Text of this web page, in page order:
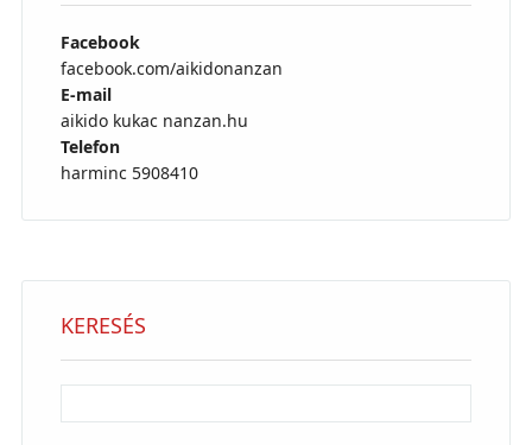
Facebook
facebook.com/aikidonanzan
E-mail
aikido kukac nanzan.hu
Telefon
harminc 5908410
KERESÉS